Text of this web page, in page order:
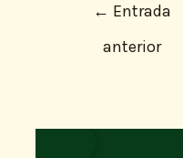
← Entrada
anterior